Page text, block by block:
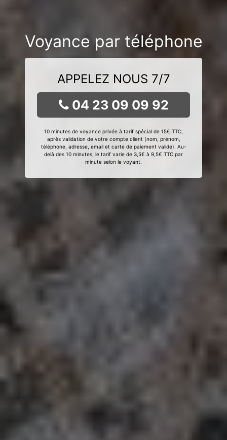
Voyance par téléphone
APPELEZ NOUS 7/7
04 23 09 09 92
10 minutes de voyance privée à tarif spécial de 15€ TTC,
après validation de votre compte client (nom, prénom,
téléphone, adresse, email et carte de paiement valide). Au-
delà des 10 minutes, le tarif varie de 3,5€ à 9,5€ TTC par
minute selon le voyant.